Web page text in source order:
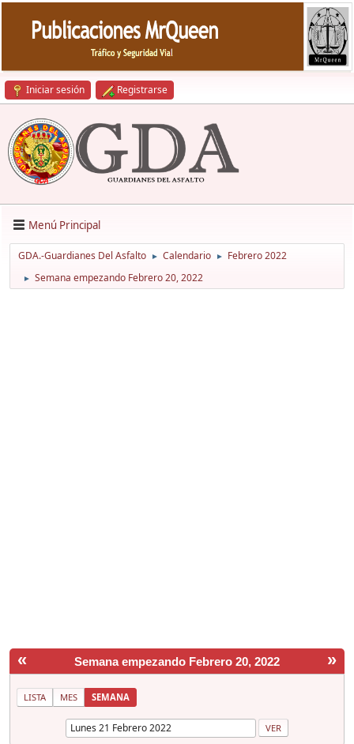
Iniciar sesión Registrarse
Menú Principal
GDA.-Guardianes Del Asfalto ► Calendario ► Febrero 2022
► Semana empezando Febrero 20, 2022
« »
Semana empezando Febrero 20, 2022
LISTA MES SEMANA